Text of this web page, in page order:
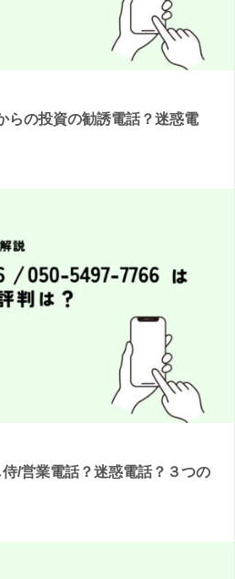
の投資の勧誘電話？迷惑電
/営業電話？迷惑電話？３つの